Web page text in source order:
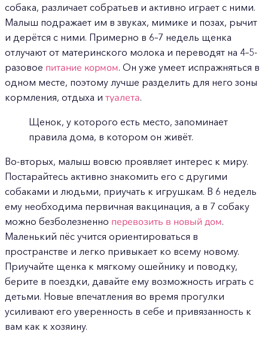
собака, различает собратьев и активно играет с ними.
Малыш подражает им в звуках, мимике и позах, рычит
и дерётся с ними. Примерно в 6–7 недель щенка
отлучают от материнского молока и переводят на 4–5-
разовое питание кормом. Он уже умеет испражняться в
одном месте, поэтому лучше разделить для него зоны
кормления, отдыха и туалета.
Щенок, у которого есть место, запоминает
правила дома, в котором он живёт.
Во-вторых, малыш вовсю проявляет интерес к миру.
Постарайтесь активно знакомить его с другими
собаками и людьми, приучать к игрушкам. В 6 недель
ему необходима первичная вакцинация, а в 7 собаку
можно безболезненно перевозить в новый дом.
Маленький пёс учится ориентироваться в
пространстве и легко привыкает ко всему новому.
Приучайте щенка к мягкому ошейнику и поводку,
берите в поездки, давайте ему возможность играть с
детьми. Новые впечатления во время прогулки
усиливают его уверенность в себе и привязанность к
вам как к хозяину.